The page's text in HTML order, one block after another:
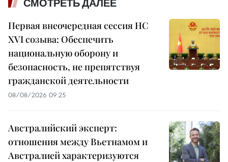
СМОТРЕТЬ ДАЛЕЕ
Первая внеочередная сессия НС
XVI созыва: Обеспечить
национальную оборону и
безопасность, не препятствуя
гражданской деятельности
08/08/2026 09:25
Австралийский эксперт:
отношения между Вьетнамом и
Австралией характеризуются